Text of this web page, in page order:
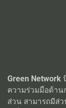
Green Network
ความร่วมมือด้าน
ส่วน สามารถมีส่